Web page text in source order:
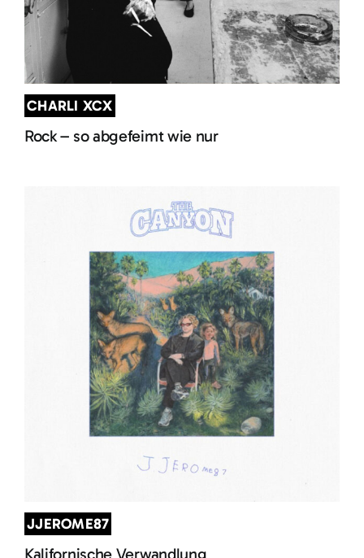
CHARLI XCX
Rock – so abgefeimt wie nur
JJEROME87
Kalifornische Verwandlung